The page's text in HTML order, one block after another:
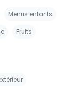
Menus enfants
Fruits